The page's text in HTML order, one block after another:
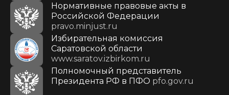
Нормативные правовые акты в
Российской Федерации
pravo.minjust.ru
Избирательная комиссия
Саратовской области
www.saratov.izbirkom.ru
Полномочный представитель
Президента РФ в ПФО pfo.gov.ru